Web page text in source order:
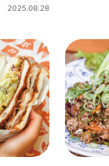
2025.08.28